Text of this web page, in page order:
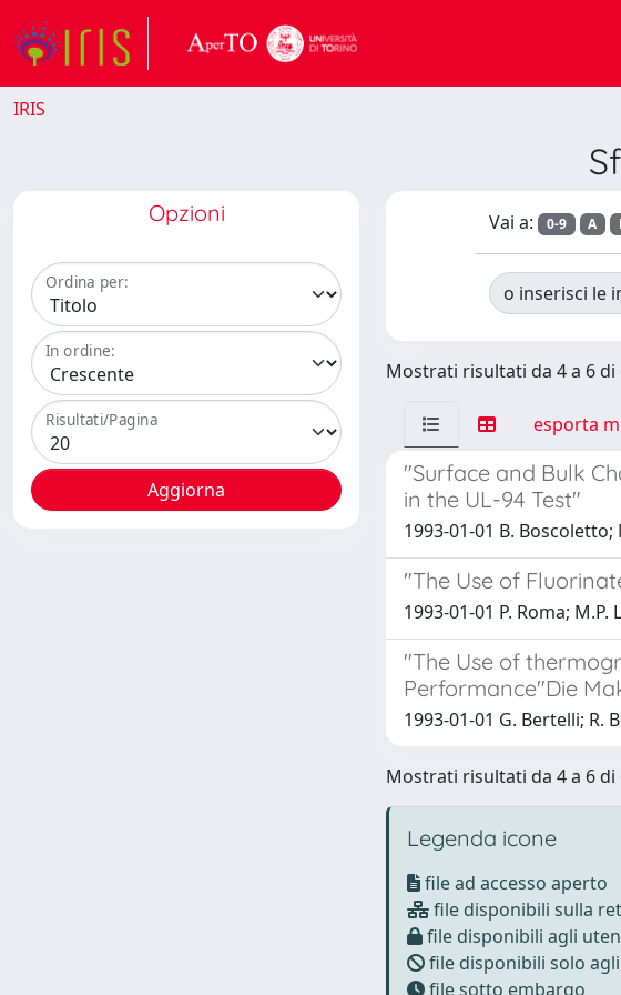
IRIS
Opzioni
Ordina per:
In ordine:
Risultati/Pagina
Vai a: 0-9 A
o inserisci le
Mostrati risultati da 4 a 6 di
esporta
"Surface and Bulk
in the UL-94 Test"
1993-01-01 B. Boscoletto;
"The Use of
1993-01-01 P. Roma; M.P.
"The Use of
Performance"Die
1993-01-01 G. Bertelli; R.
Mostrati risultati da 4 a 6 di
Legenda icone
file ad accesso aperto
file disponibili sulla
file disponibili agli
file disponibili solo
file sotto embargo